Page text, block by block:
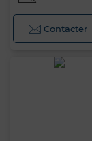
Contacter